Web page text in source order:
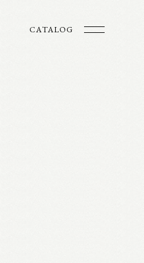
CATALOG